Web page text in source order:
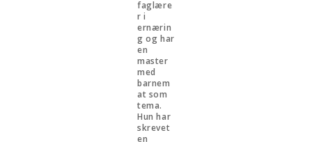
faglære
r i
ernærin
g og har
en
master
med
barnem
at som
tema.
Hun har
skrevet
en